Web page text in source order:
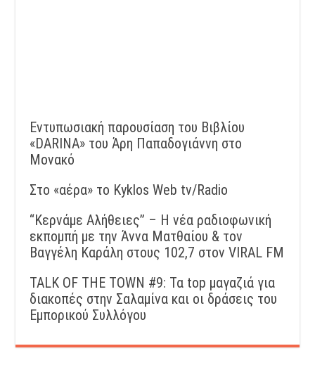
Εντυπωσιακή παρουσίαση του Βιβλίου
«DARINA» του Άρη Παπαδογιάννη στο
Μονακό
Στο «αέρα» το Kyklos Web tv/Radio
“Kερνάμε Αλήθειες” – Η νέα ραδιοφωνική
εκπομπή με την Άννα Ματθαίου & τον
Βαγγέλη Καράλη στους 102,7 στον VIRAL FM
TALK OF THE TOWN #9: Τα top μαγαζιά για
διακοπές στην Σαλαμίνα και οι δράσεις του
Εμπορικού Συλλόγου